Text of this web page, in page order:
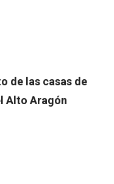
de las casas de
Alto Aragón